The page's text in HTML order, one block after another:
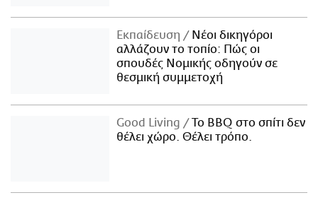
Εκπαίδευση
Νέοι δικηγόροι
αλλάζουν το τοπίο: Πώς οι
σπουδές Νομικής οδηγούν σε
θεσμική συμμετοχή
Good Living
Το BBQ στο σπίτι δεν
θέλει χώρο. Θέλει τρόπο.